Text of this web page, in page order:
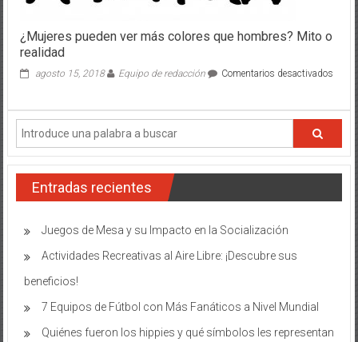
¿Mujeres pueden ver más colores que hombres? Mito o
realidad
agosto 15, 2018 Equipo de redacción Comentarios desactivadosen
que
o
Entradas recientes
Juegos de Mesa y su Impacto en la Socialización
Actividades Recreativas al Aire Libre: ¡Descubre sus
beneficios!
7 Equipos de Fútbol con Más Fanáticos a Nivel Mundial
Quiénes fueron los hippies y qué símbolos les representan